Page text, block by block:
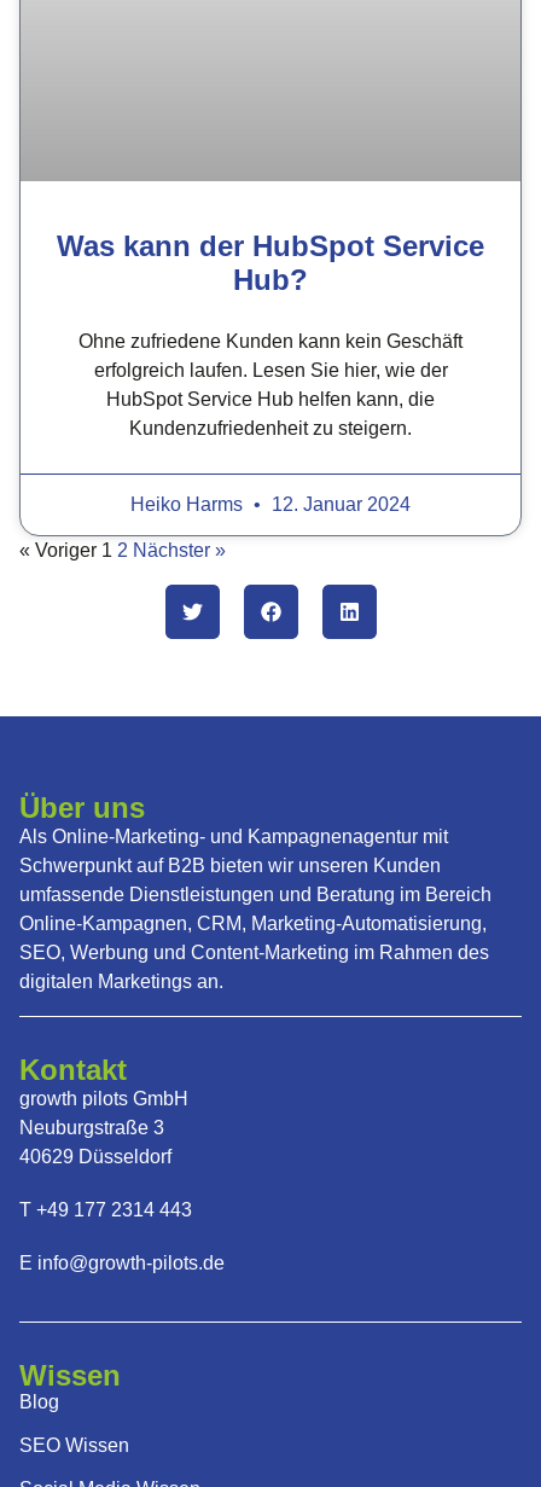
Was kann der HubSpot Service
Hub?
Ohne zufriedene Kunden kann kein Geschäft
erfolgreich laufen. Lesen Sie hier, wie der
HubSpot Service Hub helfen kann, die
Kundenzufriedenheit zu steigern.
Heiko Harms 12. Januar 2024
« Voriger 1 2 Nächster »
Über uns
Als Online-Marketing- und Kampagnenagentur mit
Schwerpunkt auf B2B bieten wir unseren Kunden
umfassende Dienstleistungen und Beratung im Bereich
Online-Kampagnen, CRM, Marketing-Automatisierung,
SEO, Werbung und Content-Marketing im Rahmen des
digitalen Marketings an.
Kontakt
growth pilots GmbH
Neuburgstraße 3
40629 Düsseldorf
T +49 177 2314 443
E info@growth-pilots.de
Wissen
Blog
SEO Wissen